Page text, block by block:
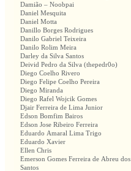
Damião – Noobpai
Daniel Mesquita
Daniel Motta
Danillo Borges Rodrigues
Danilo Gabriel Teixeira
Danilo Rolim Meira
Darley da Silva Santos
Deivid Pedro da Silva (thepedr0o)
Diego Coelho Rivero
Diego Felipe Coelho Pereira
Diego Miranda
Diego Rafel Wojcik Gomes
Djair Ferreira de Lima Junior
Edson Bomfim Bairos
Edson Jose Ribeiro Ferreira
Eduardo Amaral Lima Trigo
Eduardo Xavier
Ellen Chris
Emerson Gomes Ferreira de Abreu dos
Santos